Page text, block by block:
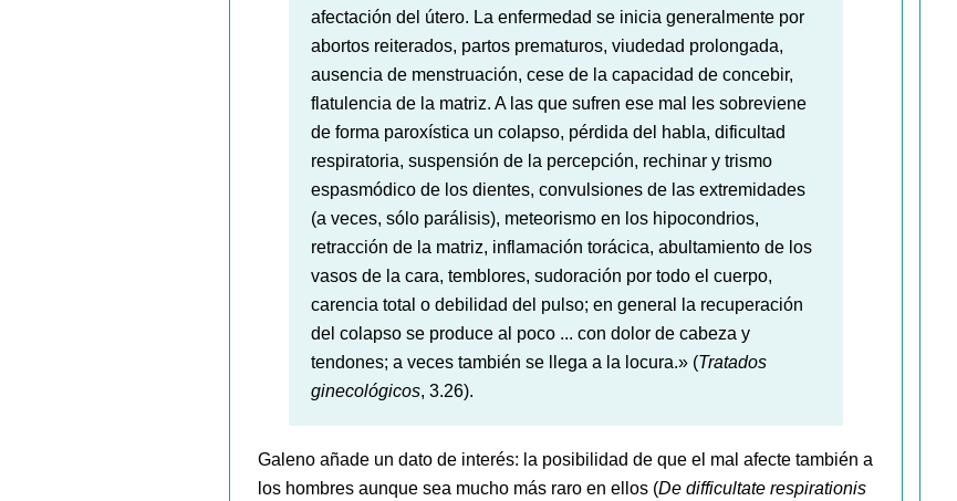
afectación del útero. La enfermedad se inicia generalmente por
abortos reiterados, partos prematuros, viudedad prolongada,
ausencia de menstruación, cese de la capacidad de concebir,
flatulencia de la matriz. A las que sufren ese mal les sobreviene
de forma paroxística un colapso, pérdida del habla, dificultad
respiratoria, suspensión de la percepción, rechinar y trismo
espasmódico de los dientes, convulsiones de las extremidades
(a veces, sólo parálisis), meteorismo en los hipocondrios,
retracción de la matriz, inflamación torácica, abultamiento de los
vasos de la cara, temblores, sudoración por todo el cuerpo,
carencia total o debilidad del pulso; en general la recuperación
del colapso se produce al poco ... con dolor de cabeza y
tendones; a veces también se llega a la locura.» (Tratados
ginecológicos, 3.26).
Galeno añade un dato de interés: la posibilidad de que el mal afecte también a
los hombres aunque sea mucho más raro en ellos (De difficultate respirationis